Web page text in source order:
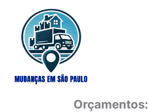
conteúdo
Orçamentos: